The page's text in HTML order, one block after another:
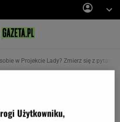
w Projekcie Lady? Zmierz się z
w Projekcie Lady?
ułożonymi przez
Użytkowniku,